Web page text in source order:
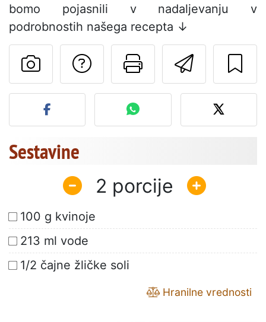
bomo pojasnili v nadaljevanju v
podrobnostih našega recepta ↓
Pošlji
Natisni to
Postavite
Objavite svojo fotografijo
Sestavine
2
100 g kvinoje
213 ml vode
1/2 čajne žličke soli
Hranilne vrednosti